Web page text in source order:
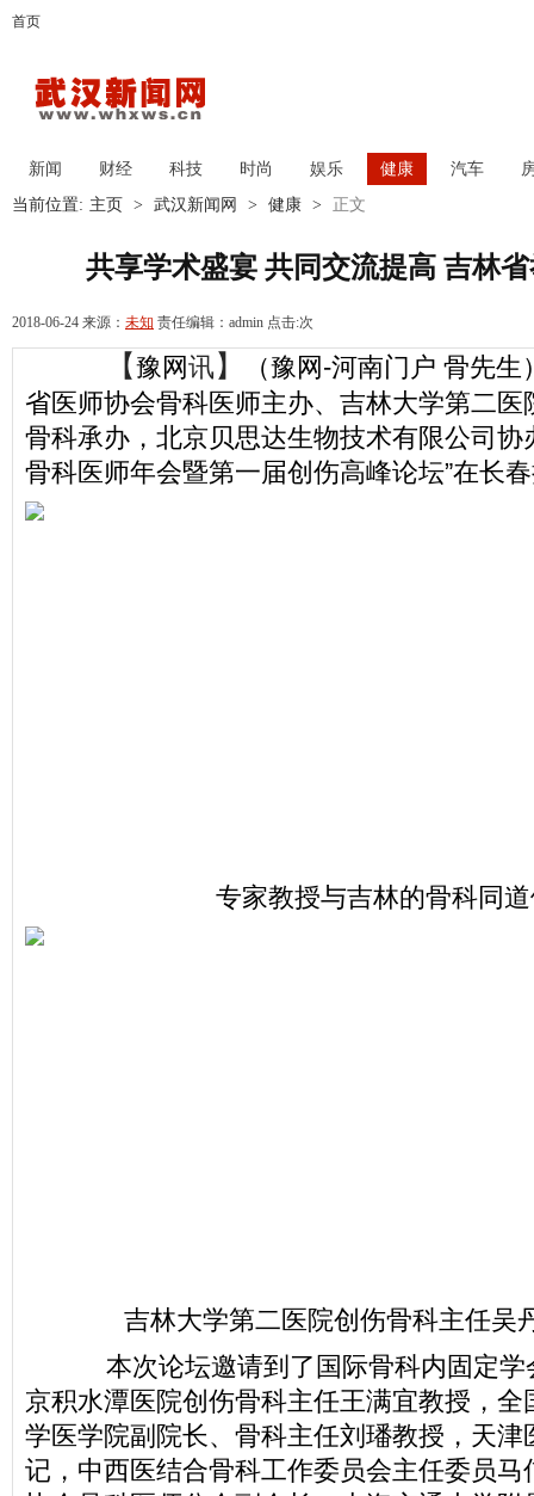
首页
新闻 财经 科技 时尚 娱乐 健康 汽车
当前位置: 主页 > 武汉新闻网 > 健康 > 正文
共享学术盛宴 共同交流提高 吉林
2018-06-24 来源： 未知 责任编辑：admin 点击:次
【 豫网讯 】
（豫网-河南门户 骨先
省医师协会骨科医师主办、吉林大学第二医
骨科承办，北京贝思达生物技术有限公司协
骨科医师年会暨第一届创伤高峰论坛”在长
专家教授与吉林的骨科同道
吉林大学第二医院创伤骨科主任吴
本次论坛邀请到了国际骨科内固定学
京积水潭医院创伤骨科主任王满宜教授，
学医学院副院长、骨科主任刘璠教授，天津
记，中西医结合骨科工作委员会主任委员马